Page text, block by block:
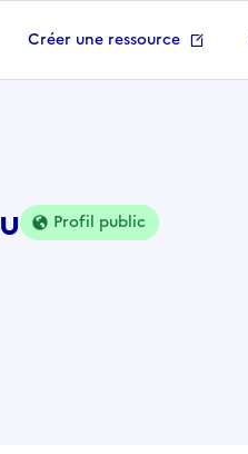
Créer une ressource
Profil public